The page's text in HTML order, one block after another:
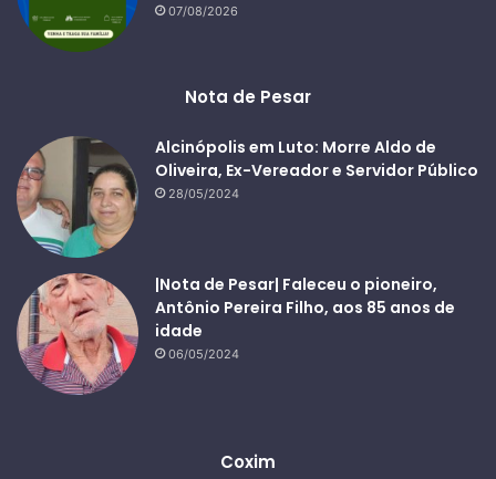
07/08/2026
Nota de Pesar
Alcinópolis em Luto: Morre Aldo de
Oliveira, Ex-Vereador e Servidor Público
28/05/2024
|Nota de Pesar| Faleceu o pioneiro,
Antônio Pereira Filho, aos 85 anos de
idade
06/05/2024
Coxim